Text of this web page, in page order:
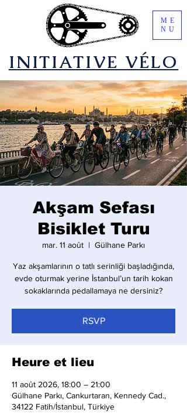
​INITIATIVE VÉLO
ME
NU
Akşam Sefası
Bisiklet Turu
mar. 11 août
  |
Gülhane Parkı
Yaz akşamlarının o tatlı serinliği başladığında,
evde oturmak yerine İstanbul’un tarih kokan
sokaklarında pedallamaya ne dersiniz?
RSVP
Heure et lieu
11 août 2026, 18:00 – 21:00
Gülhane Parkı, Cankurtaran, Kennedy Cad.,
34122 Fatih/İstanbul, Türkiye